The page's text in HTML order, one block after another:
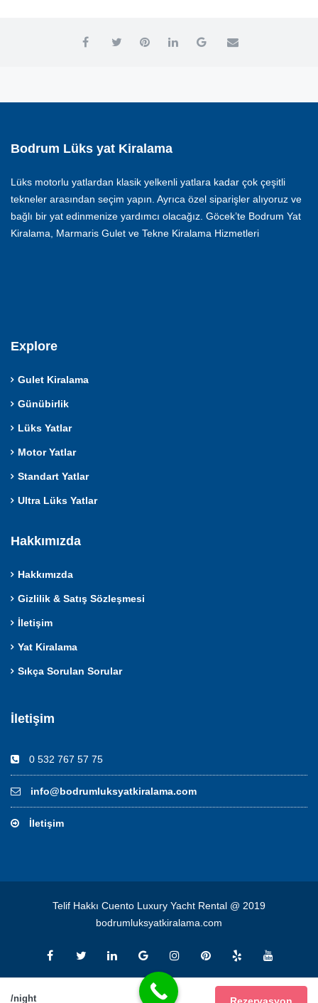
/night
Bodrum Lüks yat Kiralama
Lüks motorlu yatlardan klasik yelkenli yatlara kadar çok çeşitli
tekneler arasından seçim yapın. Ayrıca özel siparişler alıyoruz ve
bağlı bir yat edinmenize yardımcı olacağız. Göcek’te Bodrum Yat
Kiralama, Marmaris Gulet ve Tekne Kiralama Hizmetleri
Explore
Gulet Kiralama
Günübirlik
Lüks Yatlar
Motor Yatlar
Standart Yatlar
Ultra Lüks Yatlar
Hakkımızda
Hakkımızda
Gizlilik & Satış Sözleşmesi
İletişim
Yat Kiralama
Sıkça Sorulan Sorular
İletişim
0 532 767 57 75
info@bodrumluksyatkiralama.com
İletişim
Telif Hakkı Cuento Luxury Yacht Rental @ 2019
bodrumluksyatkiralama.com